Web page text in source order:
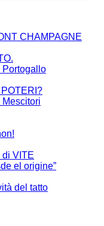
CHAMPAGNE
Portogallo
VITE
el origine”
del tatto